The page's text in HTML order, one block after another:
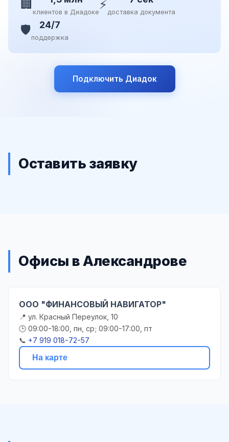
🏢 клиентов в Диадоке⚡ доставка документа
🛡️ 24/7
поддержка
Подключить Диадок
Оставить заявку
Офисы в Александрове
ООО "ФИНАНСОВЫЙ НАВИГАТОР"
📍 ул. Красный Переулок, 10
🕒 09:00-18:00, пн, ср; 09:00-17:00, пт
📞 +7 919 018-72-57
На карте